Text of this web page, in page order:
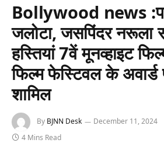
Bollywood news
जलोटा, जसपिंदर नरूला
हस्तियां 7वें मूनव्हाइट
फिल्म फेस्टिवल के
शामिल
By BJNN Desk December 11, 2024
4 Mins Read